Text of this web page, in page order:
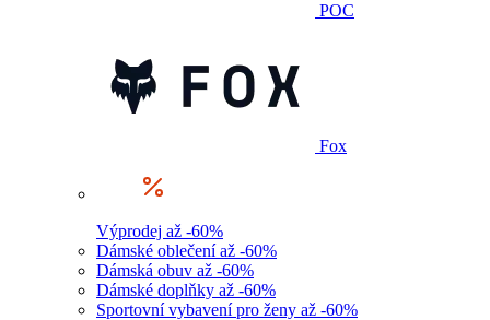
POC
Fox
Výprodej až -60%
Dámské oblečení až -60%
Dámská obuv až -60%
Dámské doplňky až -60%
Sportovní vybavení pro ženy až -60%